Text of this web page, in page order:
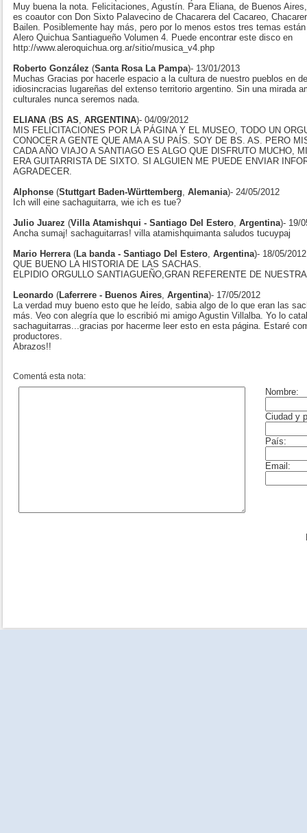
Muy buena la nota. Felicitaciones, Agustín. Para Eliana, de Buenos
es coautor con Don Sixto Palavecino de Chacarera del Cacareo,
Bailen. Posiblemente hay más, pero por lo menos estos tres temas
Alero Quichua Santiagueño Volumen 4. Puede encontrar este disco en
http://www.aleroquichua.org.ar/sitio/musica_v4.php
Roberto González (Santa Rosa La Pampa)- 13/01/2013
Muchas Gracias por hacerle espacio a la cultura de nuestro pueblos en
idiosincracias lugareñas del extenso territorio argentino. Sin una mirada
culturales nunca seremos nada.
ELIANA (BS AS ARGENTINA)- 04/09/2012
MIS FELICITACIONES POR LA PÁGINA Y EL MUSEO, TODO UN
CONOCER A GENTE QUE AMA A SU PAÍS. SOY DE BS. AS. PERO
CADA AÑO VIAJO A SANTIAGO ES ALGO QUE DISFRUTO MUCHO,
ERA GUITARRISTA DE SIXTO. SI ALGUIEN ME PUEDE ENVIAR
AGRADECER.
Alphonse (Stuttgart Baden-Württemberg Alemania)- 24/05/2012
Ich will eine sachaguitarra, wie ich es tue?
Julio Juarez (Villa Atamishqui - Santiago Del Estero Argentina)- 19/
Ancha sumaj! sachaguitarras! villa atamishquimanta saludos tucuypaj
Mario Herrera ( La banda - Santiago Del Estero Argentina)- 18/05/2012
QUE BUENO LA HISTORIA DE LAS SACHAS.
ELPIDIO ORGULLO SANTIAGUEÑO,GRAN REFERENTE DE
Leonardo ( Laferrere - Buenos Aires Argentina)- 17/05/2012
La verdad muy bueno esto que he leído, sabia algo de lo que eran las
más. Veo con alegría que lo escribió mi amigo Agustin Villalba. Yo lo
sachaguitarras...gracias por hacerme leer esto en esta página. Estaré
productores.
Abrazos!!
Comentá esta nota: